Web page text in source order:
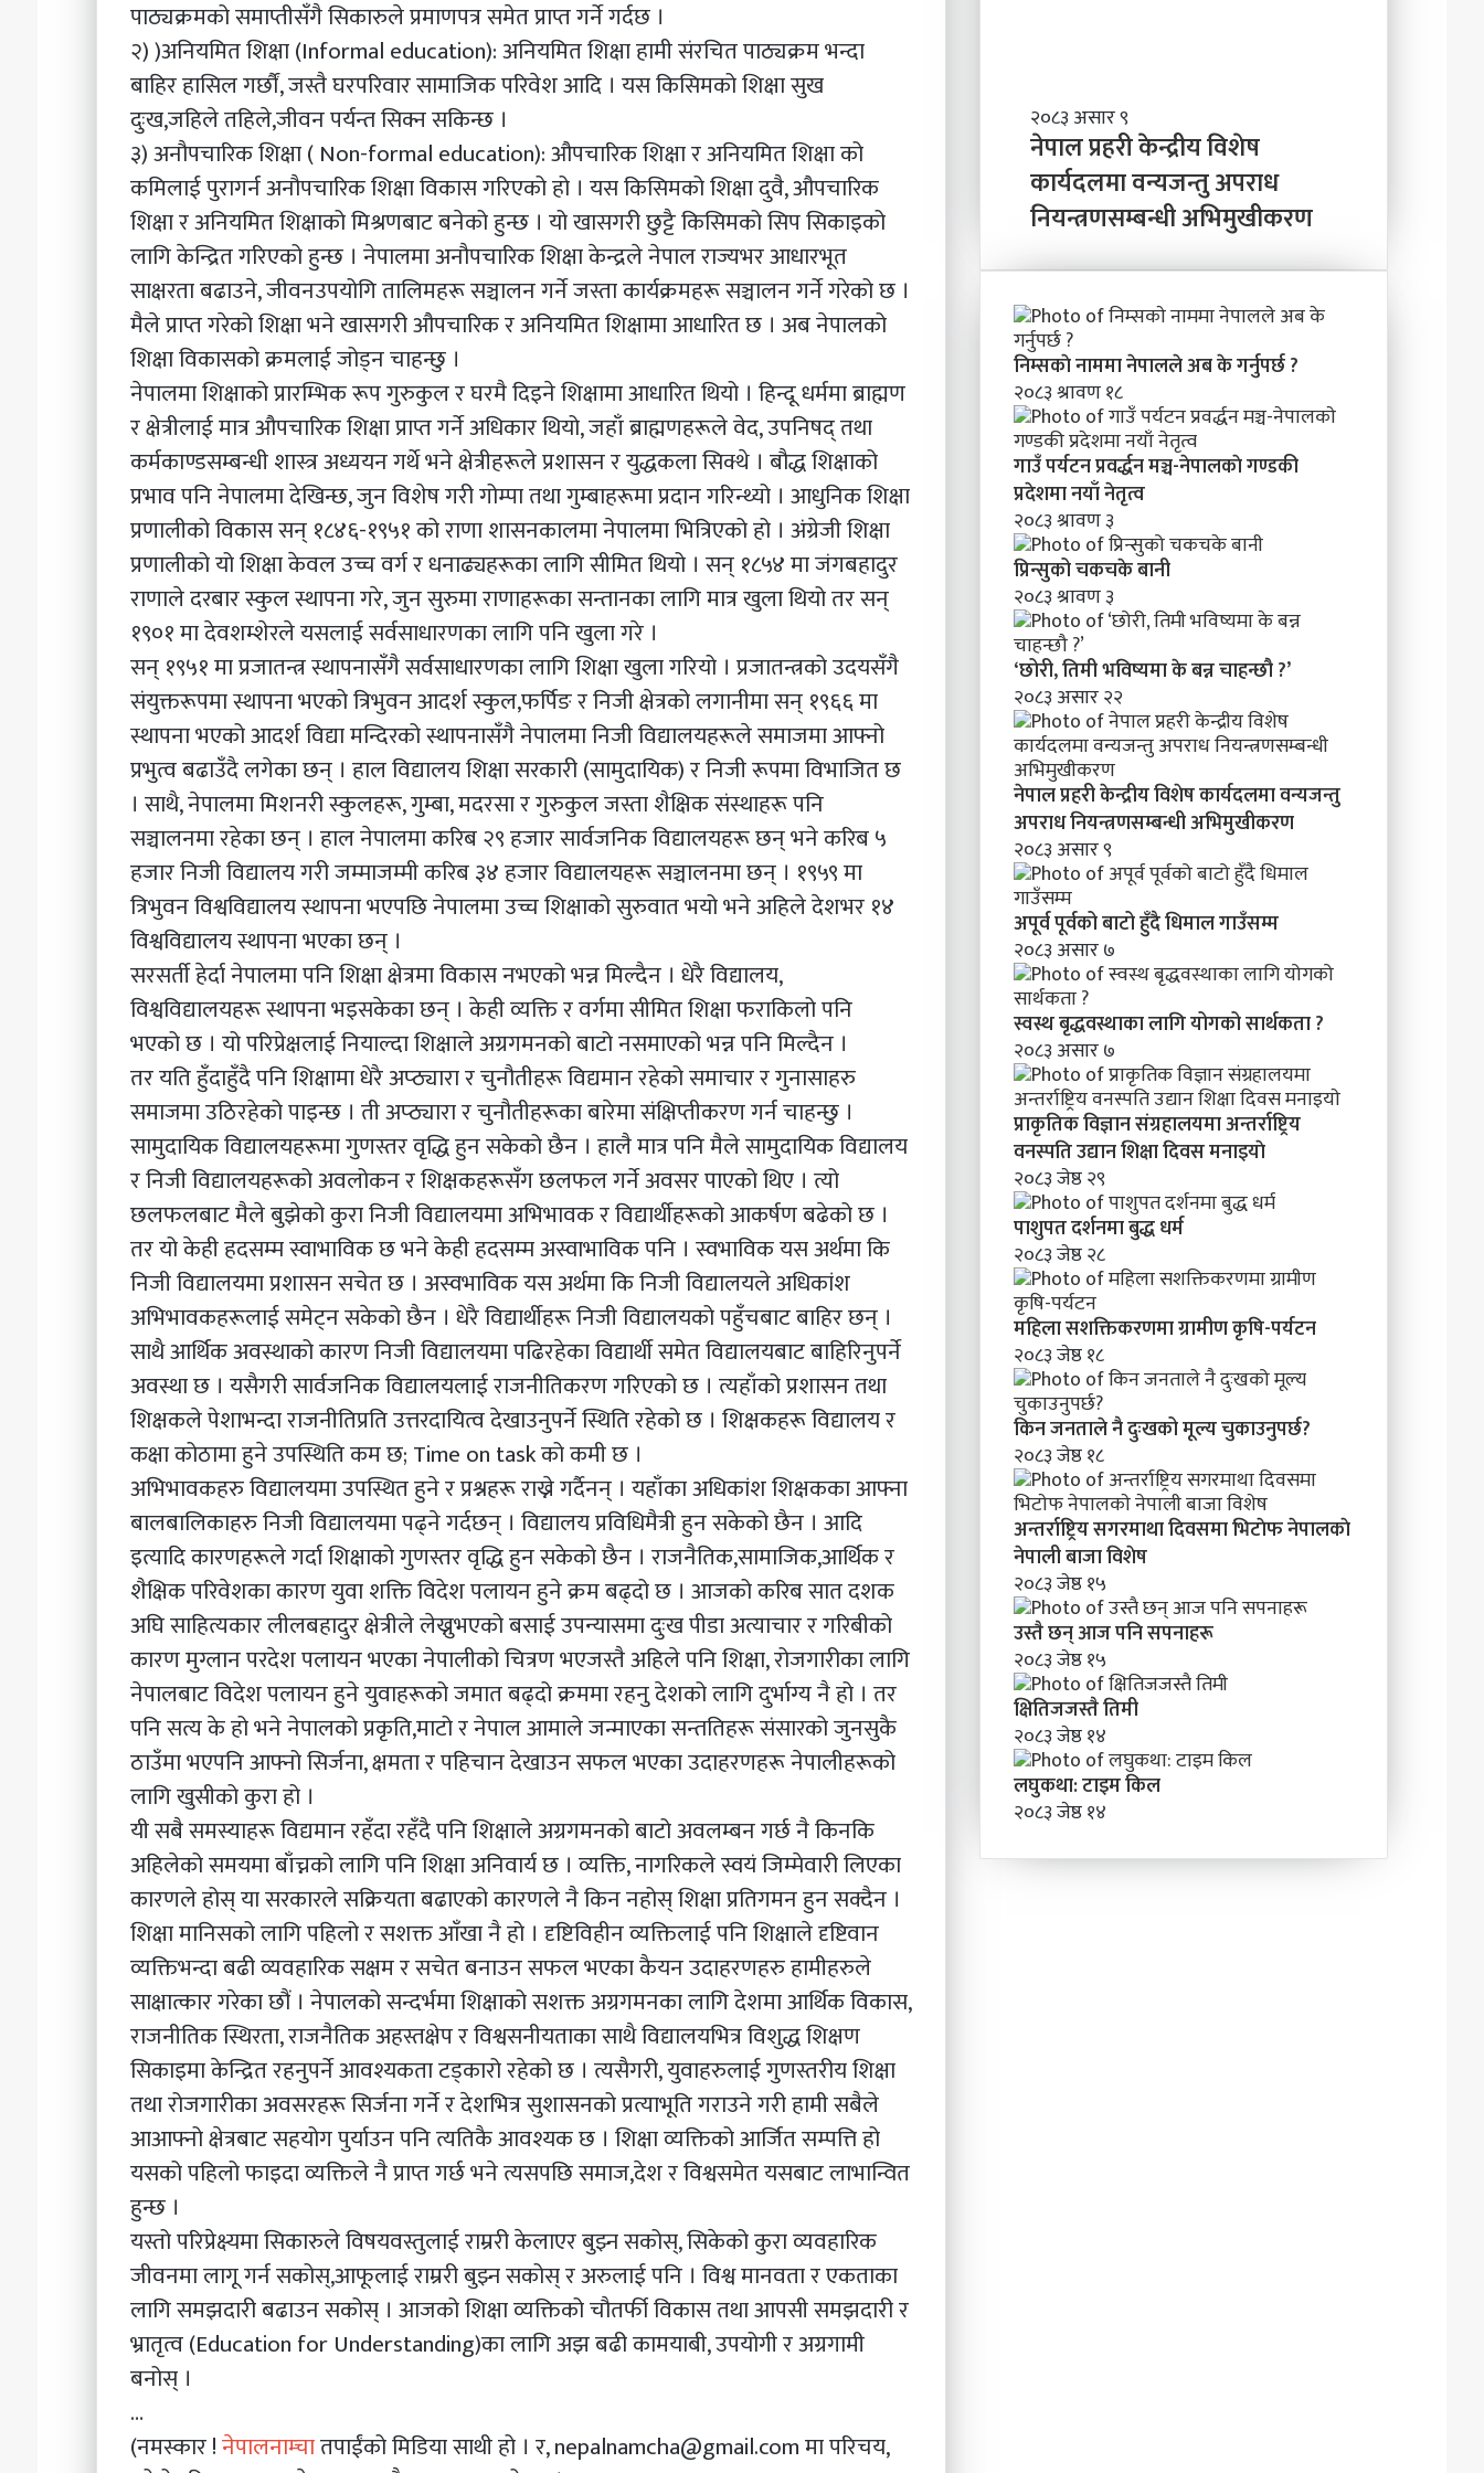
पाठ्यक्रमको समाप्तीसँगै सिकारुले प्रमाणपत्र समेत प्राप्त गर्ने गर्दछ ।
२) )अनियमित शिक्षा (Informal education): अनियमित शिक्षा हामी संरचित पाठ्यक्रम भन्दा
बाहिर हासिल गर्छौं, जस्तै घरपरिवार सामाजिक परिवेश आदि । यस किसिमको शिक्षा सुख
दुःख,जहिले तहिले,जीवन पर्यन्त सिक्न सकिन्छ ।
३) अनौपचारिक शिक्षा ( Non-formal education): औपचारिक शिक्षा र अनियमित शिक्षा को
कमिलाई पुरागर्न अनौपचारिक शिक्षा विकास गरिएको हो । यस किसिमको शिक्षा दुवै, औपचारिक
शिक्षा र अनियमित शिक्षाको मिश्रणबाट बनेको हुन्छ । यो खासगरी छुट्टै किसिमको सिप सिकाइको
लागि केन्द्रित गरिएको हुन्छ । नेपालमा अनौपचारिक शिक्षा केन्द्रले नेपाल राज्यभर आधारभूत
साक्षरता बढाउने, जीवनउपयोगि तालिमहरू सञ्चालन गर्ने जस्ता कार्यक्रमहरू सञ्चालन गर्ने गरेको छ ।
मैले प्राप्त गरेको शिक्षा भने खासगरी औपचारिक र अनियमित शिक्षामा आधारित छ । अब नेपालको
शिक्षा विकासको क्रमलाई जोड्न चाहन्छु ।
नेपालमा शिक्षाको प्रारम्भिक रूप गुरुकुल र घरमै दिइने शिक्षामा आधारित थियो । हिन्दू धर्ममा ब्राह्मण
र क्षेत्रीलाई मात्र औपचारिक शिक्षा प्राप्त गर्ने अधिकार थियो, जहाँ ब्राह्मणहरूले वेद, उपनिषद् तथा
कर्मकाण्डसम्बन्धी शास्त्र अध्ययन गर्थे भने क्षेत्रीहरूले प्रशासन र युद्धकला सिक्थे । बौद्ध शिक्षाको
प्रभाव पनि नेपालमा देखिन्छ, जुन विशेष गरी गोम्पा तथा गुम्बाहरूमा प्रदान गरिन्थ्यो । आधुनिक शिक्षा
प्रणालीको विकास सन् १८४६-१९५१ को राणा शासनकालमा नेपालमा भित्रिएको हो । अंग्रेजी शिक्षा
प्रणालीको यो शिक्षा केवल उच्च वर्ग र धनाढ्यहरूका लागि सीमित थियो । सन् १८५४ मा जंगबहादुर
राणाले दरबार स्कुल स्थापना गरे, जुन सुरुमा राणाहरूका सन्तानका लागि मात्र खुला थियो तर सन्
१९०१ मा देवशम्शेरले यसलाई सर्वसाधारणका लागि पनि खुला गरे ।
सन् १९५१ मा प्रजातन्त्र स्थापनासँगै सर्वसाधारणका लागि शिक्षा खुला गरियो । प्रजातन्त्रको उदयसँगै
संयुक्तरूपमा स्थापना भएको त्रिभुवन आदर्श स्कुल,फर्पिङ र निजी क्षेत्रको लगानीमा सन् १९६६ मा
स्थापना भएको आदर्श विद्या मन्दिरको स्थापनासँगै नेपालमा निजी विद्यालयहरूले समाजमा आफ्नो
प्रभुत्व बढाउँदै लगेका छन् । हाल विद्यालय शिक्षा सरकारी (सामुदायिक) र निजी रूपमा विभाजित छ
। साथै, नेपालमा मिशनरी स्कुलहरू, गुम्बा, मदरसा र गुरुकुल जस्ता शैक्षिक संस्थाहरू पनि
सञ्चालनमा रहेका छन् । हाल नेपालमा करिब २९ हजार सार्वजनिक विद्यालयहरू छन् भने करिब ५
हजार निजी विद्यालय गरी जम्माजम्मी करिब ३४ हजार विद्यालयहरू सञ्चालनमा छन् । १९५९ मा
त्रिभुवन विश्वविद्यालय स्थापना भएपछि नेपालमा उच्च शिक्षाको सुरुवात भयो भने अहिले देशभर १४
विश्वविद्यालय स्थापना भएका छन् ।
सरसर्ती हेर्दा नेपालमा पनि शिक्षा क्षेत्रमा विकास नभएको भन्न मिल्दैन । धेरै विद्यालय,
विश्वविद्यालयहरू स्थापना भइसकेका छन् । केही व्यक्ति र वर्गमा सीमित शिक्षा फराकिलो पनि
भएको छ । यो परिप्रेक्षलाई नियाल्दा शिक्षाले अग्रगमनको बाटो नसमाएको भन्न पनि मिल्दैन ।
तर यति हुँदाहुँदै पनि शिक्षामा धेरै अप्ठ्यारा र चुनौतीहरू विद्यमान रहेको समाचार र गुनासाहरु
समाजमा उठिरहेको पाइन्छ । ती अप्ठ्यारा र चुनौतीहरूका बारेमा संक्षिप्तीकरण गर्न चाहन्छु ।
सामुदायिक विद्यालयहरूमा गुणस्तर वृद्धि हुन सकेको छैन । हालै मात्र पनि मैले सामुदायिक विद्यालय
र निजी विद्यालयहरूको अवलोकन र शिक्षकहरूसँग छलफल गर्ने अवसर पाएको थिए । त्यो
छलफलबाट मैले बुझेको कुरा निजी विद्यालयमा अभिभावक र विद्यार्थीहरूको आकर्षण बढेको छ ।
तर यो केही हदसम्म स्वाभाविक छ भने केही हदसम्म अस्वाभाविक पनि । स्वभाविक यस अर्थमा कि
निजी विद्यालयमा प्रशासन सचेत छ । अस्वभाविक यस अर्थमा कि निजी विद्यालयले अधिकांश
अभिभावकहरूलाई समेट्न सकेको छैन । धेरै विद्यार्थीहरू निजी विद्यालयको पहुँचबाट बाहिर छन् ।
साथै आर्थिक अवस्थाको कारण निजी विद्यालयमा पढिरहेका विद्यार्थी समेत विद्यालयबाट बाहिरिनुपर्ने
अवस्था छ । यसैगरी सार्वजनिक विद्यालयलाई राजनीतिकरण गरिएको छ । त्यहाँको प्रशासन तथा
शिक्षकले पेशाभन्दा राजनीतिप्रति उत्तरदायित्व देखाउनुपर्ने स्थिति रहेको छ । शिक्षकहरू विद्यालय र
कक्षा कोठामा हुने उपस्थिति कम छ; Time on task को कमी छ ।
अभिभावकहरु विद्यालयमा उपस्थित हुने र प्रश्नहरू राख्ने गर्दैनन् । यहाँका अधिकांश शिक्षकका आफ्ना
बालबालिकाहरु निजी विद्यालयमा पढ्ने गर्दछन् । विद्यालय प्रविधिमैत्री हुन सकेको छैन । आदि
इत्यादि कारणहरूले गर्दा शिक्षाको गुणस्तर वृद्धि हुन सकेको छैन । राजनैतिक,सामाजिक,आर्थिक र
शैक्षिक परिवेशका कारण युवा शक्ति विदेश पलायन हुने क्रम बढ्दो छ । आजको करिब सात दशक
अघि साहित्यकार लीलबहादुर क्षेत्रीले लेख्नुभएको बसाई उपन्यासमा दुःख पीडा अत्याचार र गरिबीको
कारण मुग्लान परदेश पलायन भएका नेपालीको चित्रण भएजस्तै अहिले पनि शिक्षा, रोजगारीका लागि
नेपालबाट विदेश पलायन हुने युवाहरूको जमात बढ्दो क्रममा रहनु देशको लागि दुर्भाग्य नै हो । तर
पनि सत्य के हो भने नेपालको प्रकृति,माटो र नेपाल आमाले जन्माएका सन्ततिहरू संसारको जुनसुकै
ठाउँमा भएपनि आफ्नो सिर्जना, क्षमता र पहिचान देखाउन सफल भएका उदाहरणहरू नेपालीहरूको
लागि खुसीको कुरा हो ।
यी सबै समस्याहरू विद्यमान रहँदा रहँदै पनि शिक्षाले अग्रगमनको बाटो अवलम्बन गर्छ नै किनकि
अहिलेको समयमा बाँच्नको लागि पनि शिक्षा अनिवार्य छ । व्यक्ति, नागरिकले स्वयं जिम्मेवारी लिएका
कारणले होस् या सरकारले सक्रियता बढाएको कारणले नै किन नहोस् शिक्षा प्रतिगमन हुन सक्दैन ।
शिक्षा मानिसको लागि पहिलो र सशक्त आँखा नै हो । दृष्टिविहीन व्यक्तिलाई पनि शिक्षाले दृष्टिवान
व्यक्तिभन्दा बढी व्यवहारिक सक्षम र सचेत बनाउन सफल भएका कैयन उदाहरणहरु हामीहरुले
साक्षात्कार गरेका छौं । नेपालको सन्दर्भमा शिक्षाको सशक्त अग्रगमनका लागि देशमा आर्थिक विकास,
राजनीतिक स्थिरता, राजनैतिक अहस्तक्षेप र विश्वसनीयताका साथै विद्यालयभित्र विशुद्ध शिक्षण
सिकाइमा केन्द्रित रहनुपर्ने आवश्यकता टड्कारो रहेको छ । त्यसैगरी, युवाहरुलाई गुणस्तरीय शिक्षा
तथा रोजगारीका अवसरहरू सिर्जना गर्ने र देशभित्र सुशासनको प्रत्याभूति गराउने गरी हामी सबैले
आआफ्नो क्षेत्रबाट सहयोग पुर्याउन पनि त्यतिकै आवश्यक छ । शिक्षा व्यक्तिको आर्जित सम्पत्ति हो
यसको पहिलो फाइदा व्यक्तिले नै प्राप्त गर्छ भने त्यसपछि समाज,देश र विश्वसमेत यसबाट लाभान्वित
हुन्छ ।
यस्तो परिप्रेक्ष्यमा सिकारुले विषयवस्तुलाई राम्ररी केलाएर बुझ्न सकोस्, सिकेको कुरा व्यवहारिक
जीवनमा लागू गर्न सकोस्,आफूलाई राम्ररी बुझ्न सकोस् र अरुलाई पनि । विश्व मानवता र एकताका
लागि समझदारी बढाउन सकोस् । आजको शिक्षा व्यक्तिको चौतर्फी विकास तथा आपसी समझदारी र
भ्रातृत्व (Education for Understanding)का लागि अझ बढी कामयाबी, उपयोगी र अग्रगामी
बनोस् ।
…
(नमस्कार !नेपालनाम्चातपाईंको मिडिया साथी हो । र, nepalnamcha@gmail.com मा परिचय,
ब
न्न
चा
ह
न्छौ
?
ने
पा
ल
प्र
ह
के
य
वि
शे
ष
का
र्य
द
ल
मा
व
न्य
ज
न्तु
अ
प
रा
ध
नि
य
न्त्र
ण
स
म्ब
न्धी
अ
भि
मु
खी
क
र
ण
२०८३ असार ९
नेपाल प्रहरी केन्द्रीय विशेष
कार्यदलमा वन्यजन्तु अपराध
नियन्त्रणसम्बन्धी अभिमुखीकरण
निम्सकाे नाममा नेपालले अब के गर्नुपर्छ ?
२०८३ श्रावण १८
गाउँ पर्यटन प्रवर्द्धन मञ्च-नेपालकाे गण्डकी
प्रदेशमा नयाँ नेतृत्व
२०८३ श्रावण ३
प्रिन्सुको चकचके बानी
२०८३ श्रावण ३
‘छोरी, तिमी भविष्यमा के बन्न चाहन्छौ ?’
२०८३ असार २२
नेपाल प्रहरी केन्द्रीय विशेष कार्यदलमा वन्यजन्तु
अपराध नियन्त्रणसम्बन्धी अभिमुखीकरण
२०८३ असार ९
अपूर्व पूर्वको बाटो हुँदै धिमाल गाउँसम्म
२०८३ असार ७
स्वस्थ बृद्धवस्थाका लागि योगको सार्थकता ?
२०८३ असार ७
प्राकृतिक विज्ञान संग्रहालयमा अन्तर्राष्ट्रिय
वनस्पति उद्यान शिक्षा दिवस मनाइयाे
२०८३ जेष्ठ २९
पाशुपत दर्शनमा बुद्ध धर्म​
२०८३ जेष्ठ २८
महिला सशक्तिकरणमा ग्रामीण कृषि-पर्यटन
२०८३ जेष्ठ १८
किन जनताले नै दुःखको मूल्य चुकाउनुपर्छ?
२०८३ जेष्ठ १८
अन्तर्राष्ट्रिय सगरमाथा दिवसमा भिटाेफ नेपालकाे
नेपाली बाजा विशेष
२०८३ जेष्ठ १५
उस्तै छन् आज पनि सपनाहरू
२०८३ जेष्ठ १५
क्षितिजजस्तै तिमी
२०८३ जेष्ठ १४
लघुकथा: टाइम किल
२०८३ जेष्ठ १४